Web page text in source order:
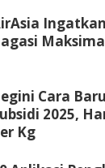
Cara
2025,
Kg